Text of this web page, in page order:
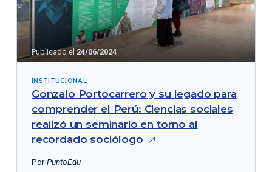
Publicado el 24/06/2024
INSTITUCIONAL
Gonzalo Portocarrero y su legado para
comprender el Perú: Ciencias sociales
realizó un seminario en torno al
recordado sociólogo
PorPuntoEdu